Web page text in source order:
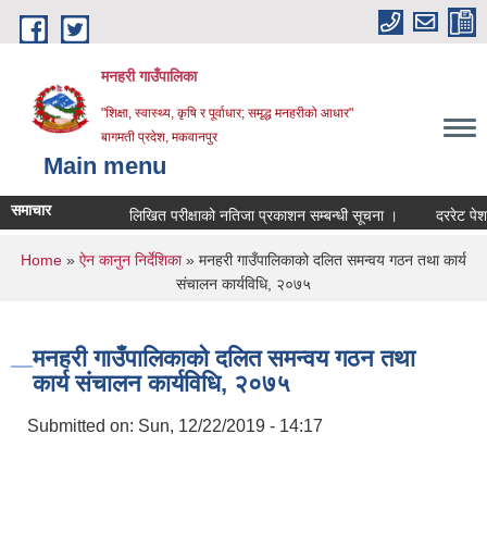
Skip to main content
मनहरी गाउँपालिका
"शिक्षा, स्वास्थ्य, कृषि र पूर्वाधार; समृद्ध मनहरीको आधार"
बागमती प्रदेश, मकवानपुर
Main menu
समाचार लिखित परीक्षाको नतिजा प्रकाशन सम्बन्धी सूचना । दररेट पेश गर्ने
You are here
Home » ऐन कानुन निर्देशिका» मनहरी गाउँपालिकाको दलित समन्वय गठन तथा कार्य
संचालन कार्यविधि, २०७५
मनहरी गाउँपालिकाको दलित समन्वय गठन तथा
कार्य संचालन कार्यविधि, २०७५
Submitted on: Sun, 12/22/2019 - 14:17